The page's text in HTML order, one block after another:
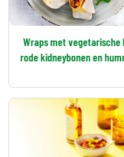
Wraps met vegetarische
rode kidneybonen en